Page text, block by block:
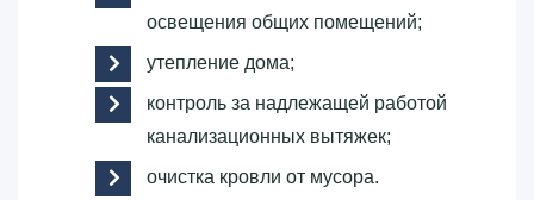
освещения общих помещений;
утепление дома;
контроль за надлежащей работой
канализационных вытяжек;
очистка кровли от мусора.